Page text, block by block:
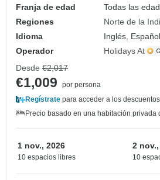
Franja de edad
Todas las
Regiones
Norte de la
Idioma
Inglés, Español,
Operador
Holidays At
Desde €2,017
€1,009
por persona
Regístrate para acceder a los descuentos
Precio basado en una habitación privada
1 nov., 2026
10 espacios libres
2
10